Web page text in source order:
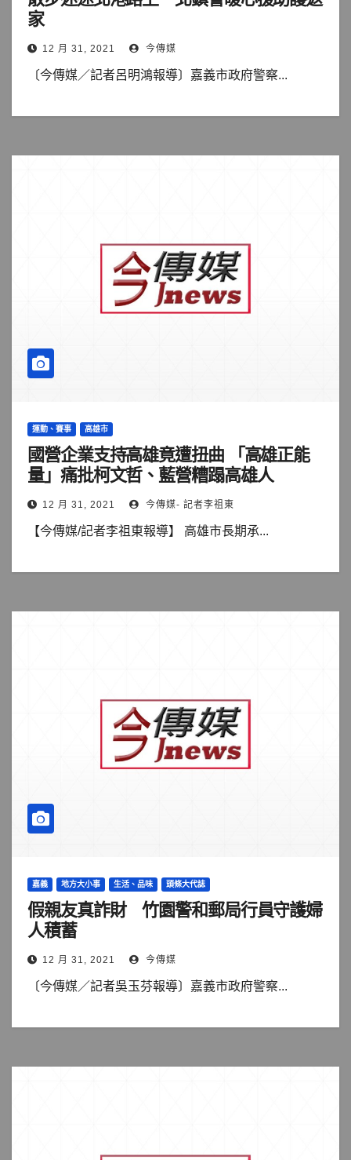
家
12 月 31, 2021 今傳媒
〔今傳媒／記者呂明鴻報導〕嘉義市政府警察...
運動、賽事 高雄市
國營企業支持高雄竟遭扭曲 「高雄正能
量」痛批柯文哲、藍營糟蹋高雄人
12 月 31, 2021 今傳媒- 記者李祖東
【今傳媒/記者李祖東報導】 高雄市長期承...
嘉義 地方大小事 生活、品味 頭條大代誌
假親友真詐財 竹園警和郵局行員守護婦
人積蓄
12 月 31, 2021 今傳媒
〔今傳媒／記者吳玉芬報導〕嘉義市政府警察...